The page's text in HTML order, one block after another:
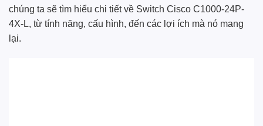
chúng ta sẽ tìm hiểu chi tiết về Switch Cisco C1000-24P-
4X-L, từ tính năng, cấu hình, đến các lợi ích mà nó mang
lại.